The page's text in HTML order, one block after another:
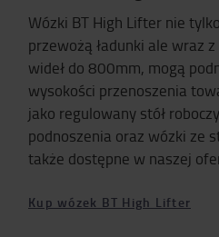
Wózki BT High Lifter nie
przewożą ładunki ale wraz
wideł do 800mm, mogą
wysokości przenoszenia
jako regulowany stół
podnoszenia oraz wózki ze
także dostępne w naszej
Kup wózek BT High Lifter